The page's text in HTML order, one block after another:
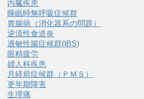
内臓疾患
睡眠時無呼吸症候群
胃腸病（消化器系の問題）
逆流性食道炎
過敏性腸症候群(IBS)
眼精疲労
婦人科疾患
月経前症候群（ＰＭＳ）
更年期障害
生理痛